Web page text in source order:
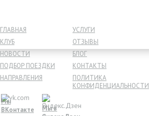
ГЛАВНАЯ
КЛУБ
НОВОСТИ
ПОДБОР ПОЕЗДКИ
НАПРАВЛЕНИЯ
УСЛУГИ
ОТЗЫВЫ
БЛОГ
КОНТАКТЫ
ПОЛИТИКА
КОНФИДЕНЦИАЛЬНОСТИ
Мы
ВКонтакте
Мы в